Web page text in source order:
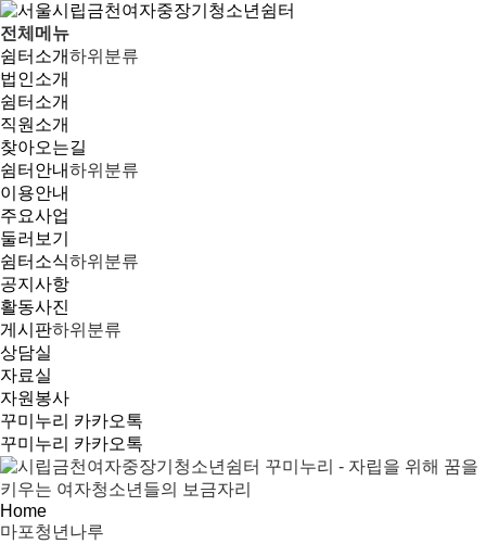
전체메뉴
쉼터소개하위분류
법인소개
쉼터소개
직원소개
찾아오는길
쉼터안내하위분류
이용안내
주요사업
둘러보기
쉼터소식하위분류
공지사항
활동사진
게시판하위분류
상담실
자료실
자원봉사
꾸미누리 카카오톡
꾸미누리 카카오톡
Home
마포청년나루